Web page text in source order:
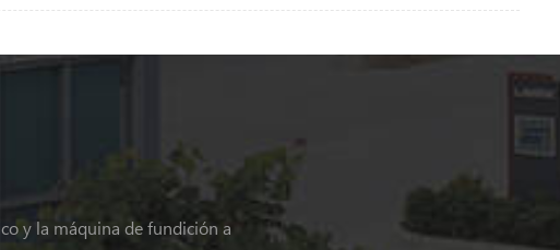
y la máquina de fundición a